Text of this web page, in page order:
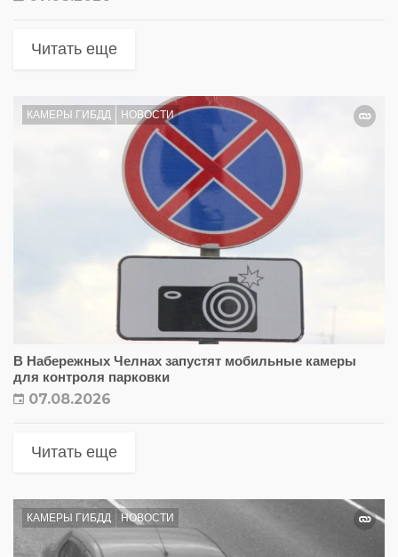
Читать еще
КАМЕРЫ ГИБДД НОВОСТИ
В Набережных Челнах запустят мобильные камеры
для контроля парковки
07.08.2026
Читать еще
КАМЕРЫ ГИБДД НОВОСТИ